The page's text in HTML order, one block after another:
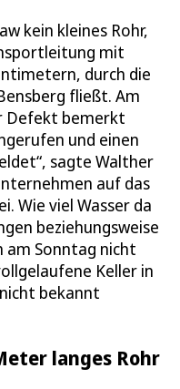
kein kleines Rohr,
mit
durch die
fließt. Am
Defekt bemerkt
und einen
sagte Walther
auf das
Wie viel Wasser da
beziehungsweise
am Sonntag nicht
Keller in
bekannt
langes Rohr